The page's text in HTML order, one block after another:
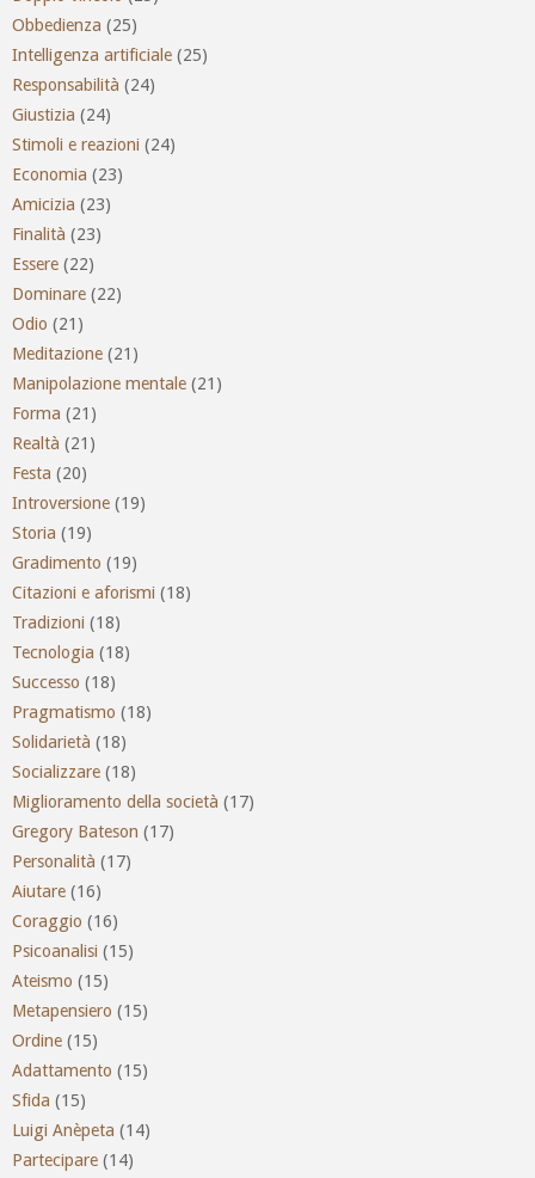
Obbedienza (25)
Intelligenza artificiale (25)
Responsabilità (24)
Giustizia (24)
Stimoli e reazioni (24)
Economia (23)
Amicizia (23)
Finalità (23)
Essere (22)
Dominare (22)
Odio (21)
Meditazione (21)
Manipolazione mentale (21)
Forma (21)
Realtà (21)
Festa (20)
Introversione (19)
Storia (19)
Gradimento (19)
Citazioni e aforismi (18)
Tradizioni (18)
Tecnologia (18)
Successo (18)
Pragmatismo (18)
Solidarietà (18)
Socializzare (18)
Miglioramento della società (17)
Gregory Bateson (17)
Personalità (17)
Aiutare (16)
Coraggio (16)
Psicoanalisi (15)
Ateismo (15)
Metapensiero (15)
Ordine (15)
Adattamento (15)
Sfida (15)
Luigi Anèpeta (14)
Partecipare (14)